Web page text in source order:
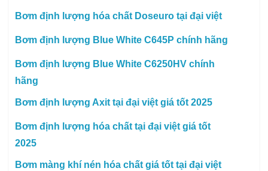
Bơm định lượng hóa chất Doseuro tại đại việt
Bơm định lượng Blue White C645P chính hãng
Bơm định lượng Blue White C6250HV chính
hãng
Bơm định lượng Axit tại đại việt giá tốt 2025
Bơm định lượng hóa chất tại đại việt giá tốt
2025
Bơm màng khí nén hóa chất giá tốt tại đại việt